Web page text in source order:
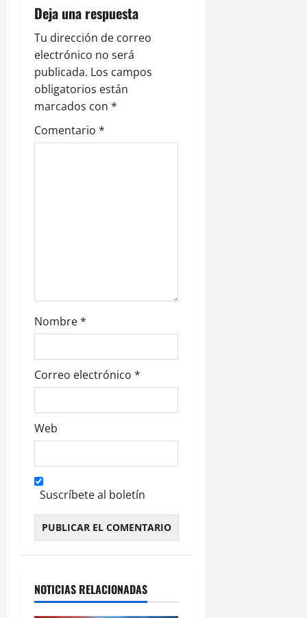
i
ó
n
d
e
d
a
s
Deja una respuesta
Tu dirección de correo
electrónico no será
publicada. Los campos
obligatorios están
marcados con *
Comentario *
Nombre*
Correo electrónico *
Web
Suscríbete al boletín
NOTICIAS RELACIONADAS